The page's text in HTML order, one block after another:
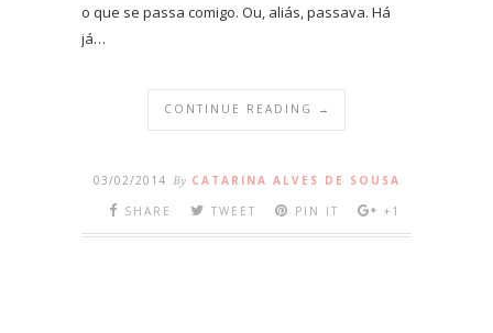
o que se passa comigo. Ou, aliás, passava. Há
já…
CONTINUE READING →
03/02/2014 By CATARINA ALVES DE SOUSA
SHARE
TWEET PIN IT +1